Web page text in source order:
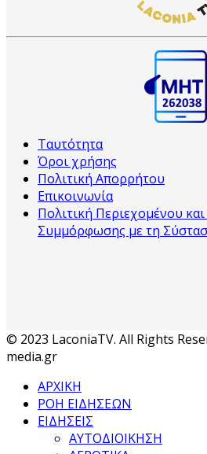
Ταυτότητα
Όροι χρήσης
Πολιτική Απορρήτου
Επικοινωνία
Πολιτική Περιεχομένου
Συμμόρφωσης με τη
© 2023 LaconiaTV. All Rights
media.gr
ΑΡΧΙΚΗ
ΡΟΗ ΕΙΔΗΣΕΩΝ
ΕΙΔΗΣΕΙΣ
ΑΥΤΟΔΙΟΙΚΗΣΗ